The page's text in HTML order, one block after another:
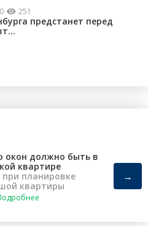
251
предстанет перед
окон должно быть в
квартире
планировке
квартиры
→